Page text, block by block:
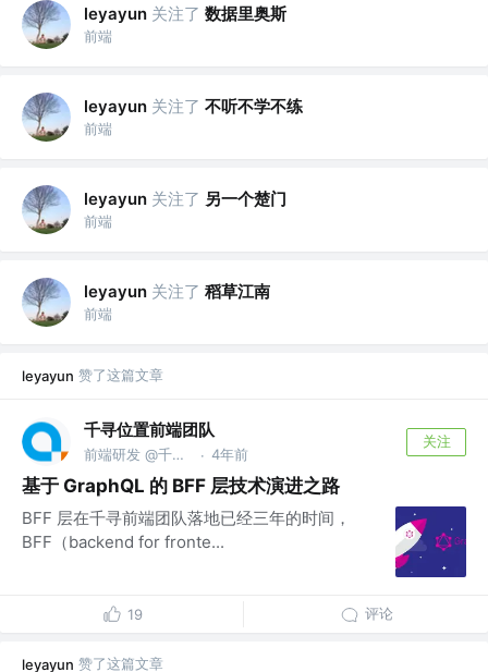
leyayun 关注了 数据里奥斯
前端
leyayun 关注了 不听不学不练
前端
leyayun 关注了 另一个楚门
前端
leyayun 关注了 稻草江南
前端
leyayun 赞了这篇文章
千寻位置前端团队
前端研发 @千寻位置 · 4年前
关注
基于 GraphQL 的 BFF 层技术演进之路
BFF 层在千寻前端团队落地已经三年的时间，
BFF（backend for fronte...
19 评论
leyayun 赞了这篇文章